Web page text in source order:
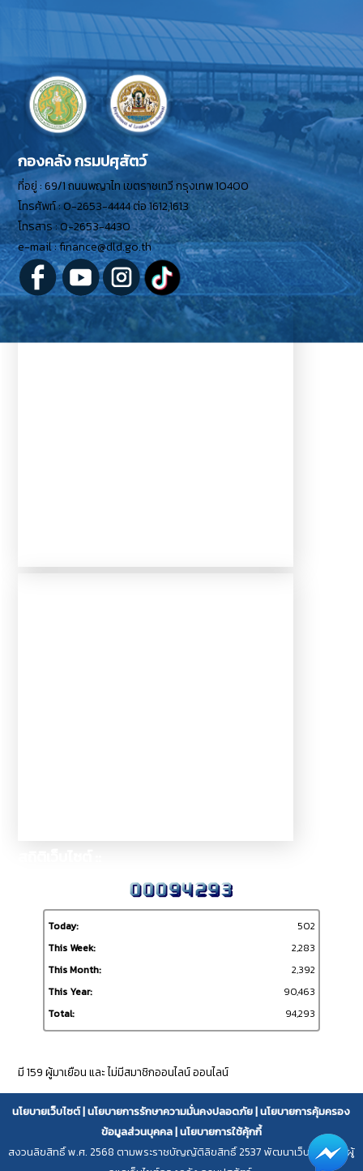
กองคลัง กรมปศุสัตว์
ที่อยู่ : 69/1 ถนนพญาไท เขตราชเทวี กรุงเทพ 10400
โทรศัพท์ : 0-2653-4444 ต่อ 1612,1613
โทรสาร : 0-2653-4430
e-mail : finance@dld.go.th
Today:
502
This Week:
2,283
This Month:
2,392
This Year:
90,463
Total:
94,293
มี 159 ผู้มาเยือน และ ไม่มีสมาชิกออนไลน์ ออนไลน์
นโยบายเว็บไซต์|นโยบายการรักษาความมั่นคงปลอดภัย|นโยบายการคุ้มครอง
ข้อมูลส่วนบุคคล|นโยบายการใช้คุ้กกี้
สงวนลิขสิทธิ์ พ.ศ. 2568 ตามพระราชบัญญัติลิขสิทธิ์ 2537 พัฒนาเว็บไซต์โดย ผู้